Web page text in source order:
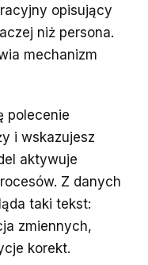
opisujący
niż persona.
mechanizm
polecenie
i wskazujesz
aktywuje
Z danych
taki tekst:
zmiennych,
korekt.